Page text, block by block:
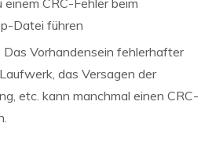
Datei führen
Das Vorhandensein fehlerhafter
das Versagen der
etc. kann manchmal einen CRC-